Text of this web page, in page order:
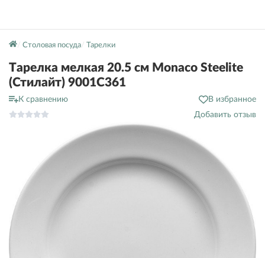
Столовая посуда Тарелки
Тарелка мелкая 20.5 см Monaco Steelite
(Стилайт) 9001C361
К сравнению
В избранное
Добавить отзыв